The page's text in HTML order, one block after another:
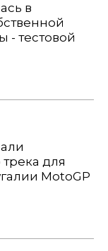
в
- тестовой
для
MotoGP